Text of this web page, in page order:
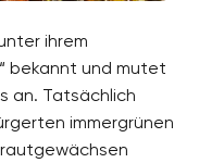
ihrem
bekannt und mutet
an. Tatsächlich
immergrünen